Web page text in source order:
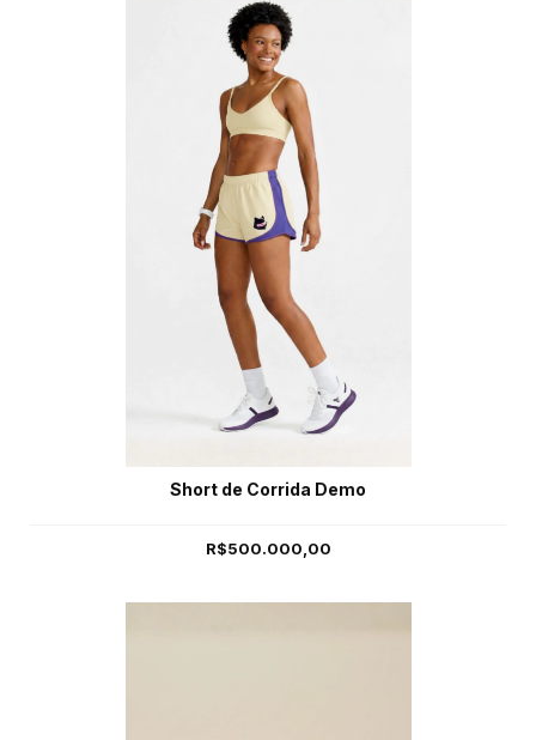
Short de Corrida Demo
R$500.000,00